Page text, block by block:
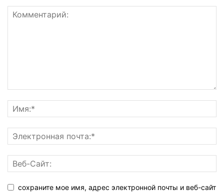
сохраните мое имя, адрес электронной почты и веб-сайт